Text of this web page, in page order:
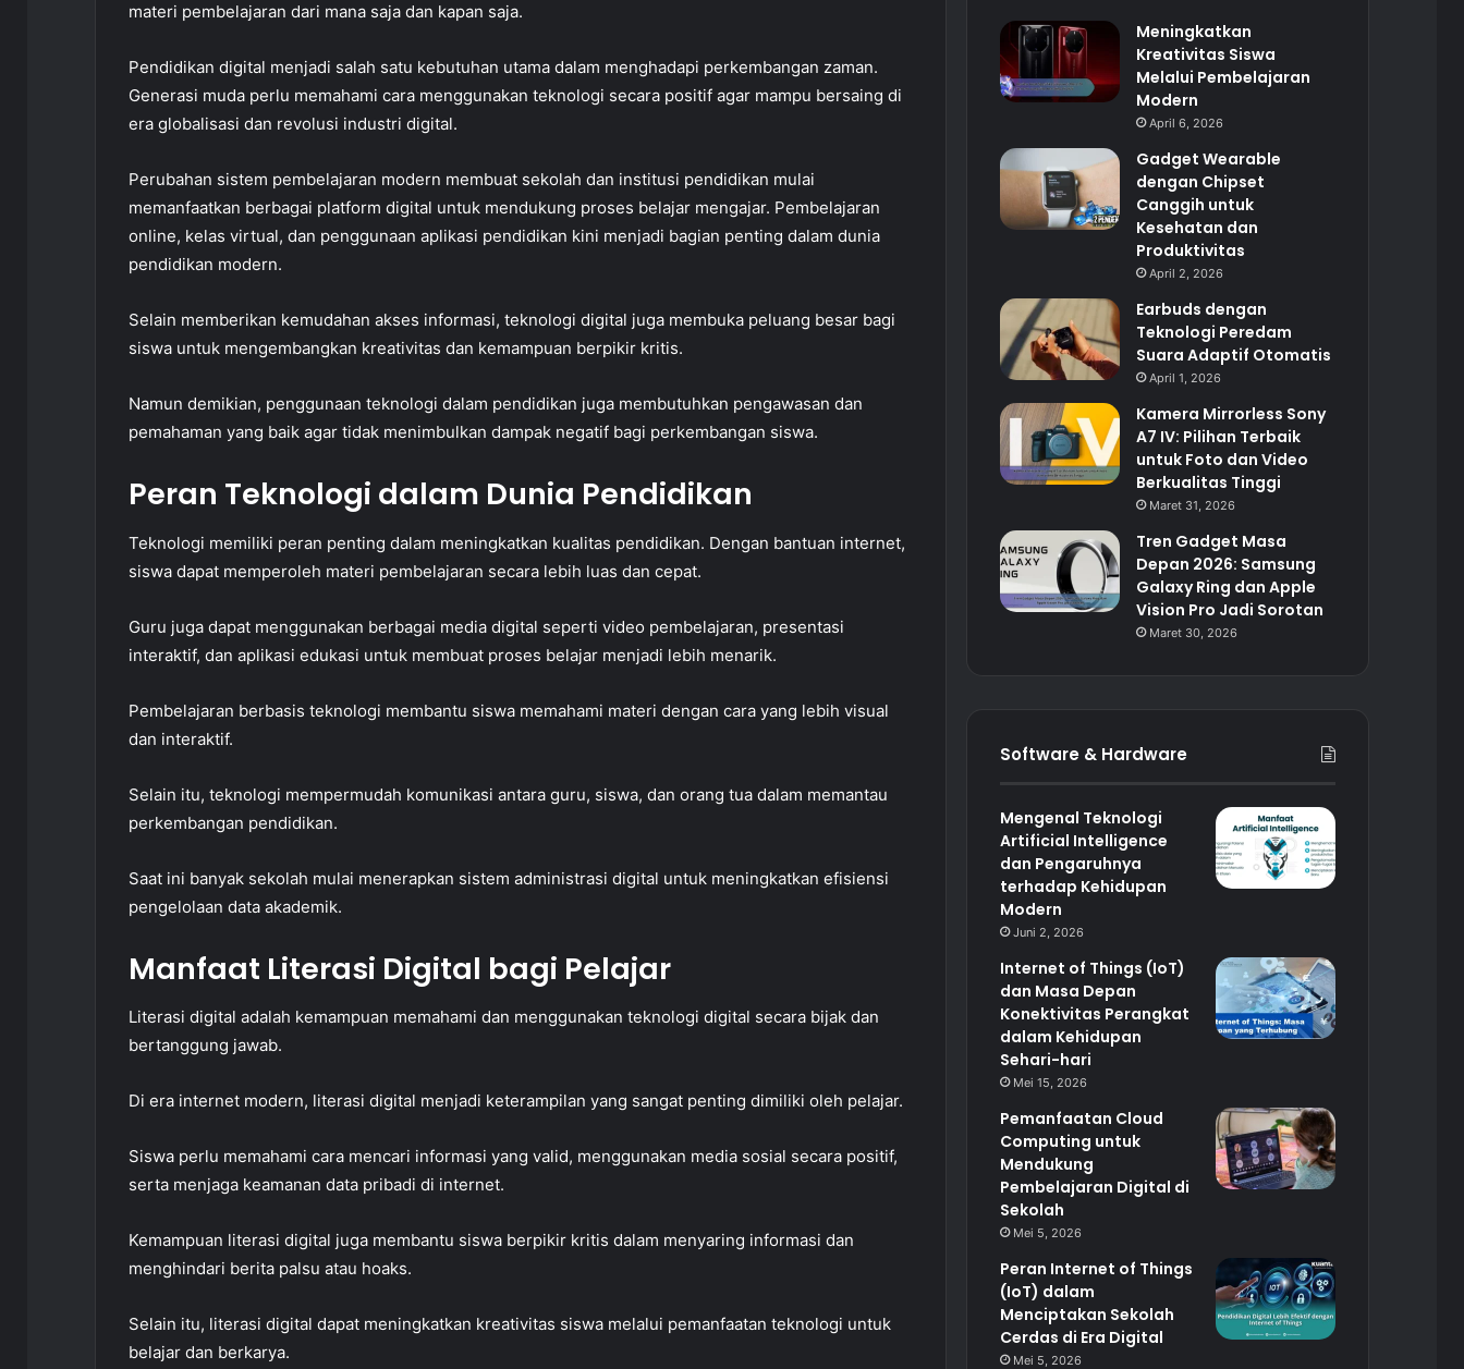
materi pembelajaran dari mana saja dan kapan saja.
Pendidikan digital menjadi salah satu kebutuhan utama dalam menghadapi perkembangan zaman.
Generasi muda perlu memahami cara menggunakan teknologi secara positif agar mampu bersaing di
era globalisasi dan revolusi industri digital.
Perubahan sistem pembelajaran modern membuat sekolah dan institusi pendidikan mulai
memanfaatkan berbagai platform digital untuk mendukung proses belajar mengajar. Pembelajaran
online, kelas virtual, dan penggunaan aplikasi pendidikan kini menjadi bagian penting dalam dunia
pendidikan modern.
Selain memberikan kemudahan akses informasi, teknologi digital juga membuka peluang besar bagi
siswa untuk mengembangkan kreativitas dan kemampuan berpikir kritis.
Namun demikian, penggunaan teknologi dalam pendidikan juga membutuhkan pengawasan dan
pemahaman yang baik agar tidak menimbulkan dampak negatif bagi perkembangan siswa.
Peran Teknologi dalam Dunia Pendidikan
Teknologi memiliki peran penting dalam meningkatkan kualitas pendidikan. Dengan bantuan internet,
siswa dapat memperoleh materi pembelajaran secara lebih luas dan cepat.
Guru juga dapat menggunakan berbagai media digital seperti video pembelajaran, presentasi
interaktif, dan aplikasi edukasi untuk membuat proses belajar menjadi lebih menarik.
Pembelajaran berbasis teknologi membantu siswa memahami materi dengan cara yang lebih visual
dan interaktif.
Selain itu, teknologi mempermudah komunikasi antara guru, siswa, dan orang tua dalam memantau
perkembangan pendidikan.
Saat ini banyak sekolah mulai menerapkan sistem administrasi digital untuk meningkatkan efisiensi
pengelolaan data akademik.
Manfaat Literasi Digital bagi Pelajar
Literasi digital adalah kemampuan memahami dan menggunakan teknologi digital secara bijak dan
bertanggung jawab.
Di era internet modern, literasi digital menjadi keterampilan yang sangat penting dimiliki oleh pelajar.
Siswa perlu memahami cara mencari informasi yang valid, menggunakan media sosial secara positif,
serta menjaga keamanan data pribadi di internet.
Kemampuan literasi digital juga membantu siswa berpikir kritis dalam menyaring informasi dan
menghindari berita palsu atau hoaks.
Selain itu, literasi digital dapat meningkatkan kreativitas siswa melalui pemanfaatan teknologi untuk
belajar dan berkarya.
Meningkatkan
Kreativitas Siswa
Melalui Pembelajaran
Modern
April 6, 2026
Gadget Wearable
dengan Chipset
Canggih untuk
Kesehatan dan
Produktivitas
April 2, 2026
Earbuds dengan
Teknologi Peredam
Suara Adaptif Otomatis
April 1, 2026
Kamera Mirrorless Sony
A7 IV: Pilihan Terbaik
untuk Foto dan Video
Berkualitas Tinggi
Maret 31, 2026
Tren Gadget Masa
Depan 2026: Samsung
Galaxy Ring dan Apple
Vision Pro Jadi Sorotan
Maret 30, 2026
Software & Hardware
Mengenal Teknologi
Artificial Intelligence
dan Pengaruhnya
terhadap Kehidupan
Modern
Juni 2, 2026
Internet of Things (IoT)
dan Masa Depan
Konektivitas Perangkat
dalam Kehidupan
Sehari-hari
Mei 15, 2026
Pemanfaatan Cloud
Computing untuk
Mendukung
Pembelajaran Digital di
Sekolah
Mei 5, 2026
Peran Internet of Things
(IoT) dalam
Menciptakan Sekolah
Cerdas di Era Digital
Mei 5, 2026